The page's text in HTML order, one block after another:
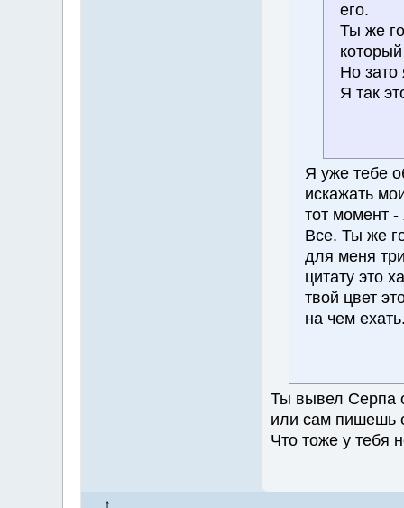
его.
Ты же
Но зато
Я так
Я уже тебе
искажать
тот момент -
Все. Ты же
для меня
цитату это
твой цвет
на чем
Ты вывел Серпа
или сам пишешь
Что тоже у тебя